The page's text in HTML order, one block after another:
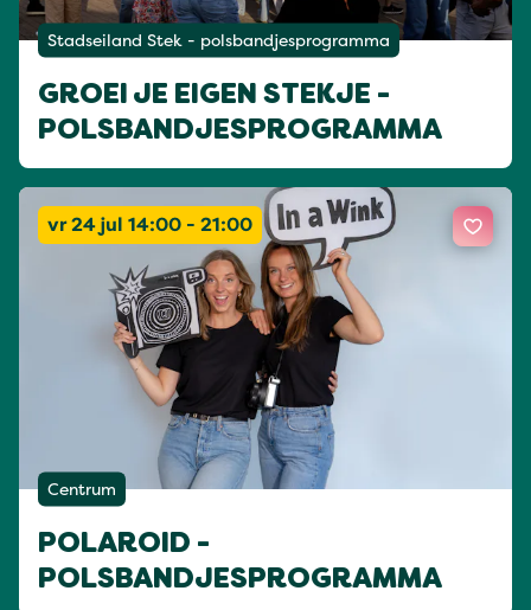
Stadseiland Stek - polsbandjesprogramma
GROEI JE EIGEN STEKJE -
POLSBANDJESPROGRAMMA
vr 24 jul 14:00 - 21:00
Centrum
POLAROID -
POLSBANDJESPROGRAMMA